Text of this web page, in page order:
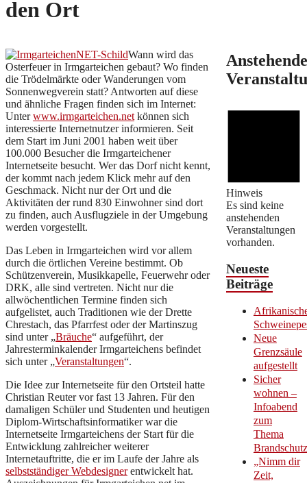
den Ort
Wann wird das
Osterfeuer in Irmgarteichen gebaut? Wo finden
die Trödelmärkte oder Wanderungen vom
Sonnenwegverein statt? Antworten auf diese
und ähnliche Fragen finden sich im Internet:
Unterwww.irmgarteichen.net können sich
interessierte Internetnutzer informieren. Seit
dem Start im Juni 2001 haben weit über
100.000 Besucher die Irmgarteichener
Internetseite besucht. Wer das Dorf nicht kennt,
der kommt nach jedem Klick mehr auf den
Geschmack. Nicht nur der Ort und die
Aktivitäten der rund 830 Einwohner sind dort
zu finden, auch Ausflugziele in der Umgebung
werden vorgestellt.
Das Leben in Irmgarteichen wird vor allem
durch die örtlichen Vereine bestimmt. Ob
Schützenverein, Musikkapelle, Feuerwehr oder
DRK, alle sind vertreten. Nicht nur die
allwöchentlichen Termine finden sich
aufgelistet, auch Traditionen wie der Drette
Chrestach, das Pfarrfest oder der Martinszug
sind unter „Bräuche“ aufgeführt, der
Jahresterminkalender Irmgarteichens befindet
sich unter „Veranstaltungen“.
Die Idee zur Internetseite für den Ortsteil hatte
Christian Reuter vor fast 13 Jahren. Für den
damaligen Schüler und Studenten und heutigen
Diplom-Wirtschaftsinformatiker war die
Internetseite Irmgarteichens der Start für die
Entwicklung zahlreicher weiterer
Internetauftritte, die er im Laufe der Jahre als
selbstständiger Webdesignerentwickelt hat.
Anstehende
Hinweis
Es sind keine
anstehenden
Veranstaltungen
vorhanden.
Neueste
Beiträge
Neue
Grenzsäule
aufgestellt
Sicher
wohnen –
Infoabend
zum
Thema
Brandschutz
„Nimm dir
Zeit,